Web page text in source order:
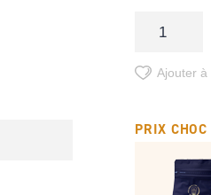
Ajouter à
PRIX CHOC